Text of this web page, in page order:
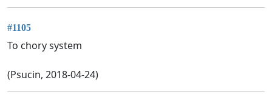
#1105
To chory system
(Psucin, 2018-04-24)